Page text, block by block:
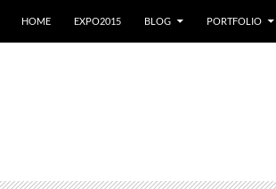
HOME
EXPO2015 BLOG PORTFOLIO